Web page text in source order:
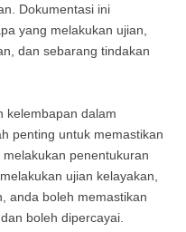
Dokumentasi ini
yang melakukan ujian,
dan sebarang tindakan
kelembapan dalam
penting untuk memastikan
penentukuran
ujian kelayakan,
anda boleh memastikan
boleh dipercayai.